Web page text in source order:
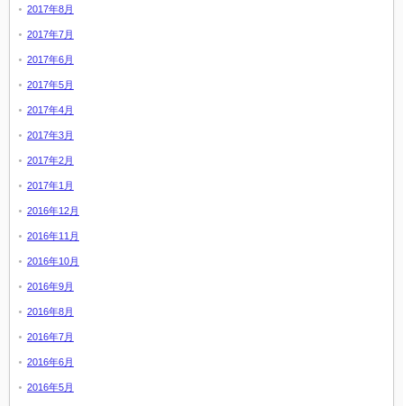
2017年8月
2017年7月
2017年6月
2017年5月
2017年4月
2017年3月
2017年2月
2017年1月
2016年12月
2016年11月
2016年10月
2016年9月
2016年8月
2016年7月
2016年6月
2016年5月